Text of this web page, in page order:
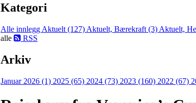
Kategori
Alle innlegg Aktuelt (127) Aktuelt, Bærekraft (3) Aktuelt,
alle
RSS
Arkiv
Januar 2026 (1) 2025 (65) 2024 (73) 2023 (160) 2022 (67)